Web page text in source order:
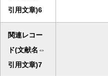
引用文章)6
関連レコー
ド(文献名⇔
引用文章)7